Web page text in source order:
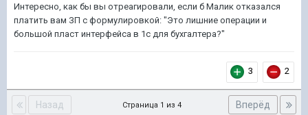
Интересно, как бы вы отреагировали, если б Малик отказался
платить вам ЗП с формулировкой: "Это лишние операции и
большой пласт интерфейса в 1с для бухгалтера?"
3 2
Назад Вперёд
Страница 1 из 4